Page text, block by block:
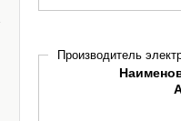
Производитель